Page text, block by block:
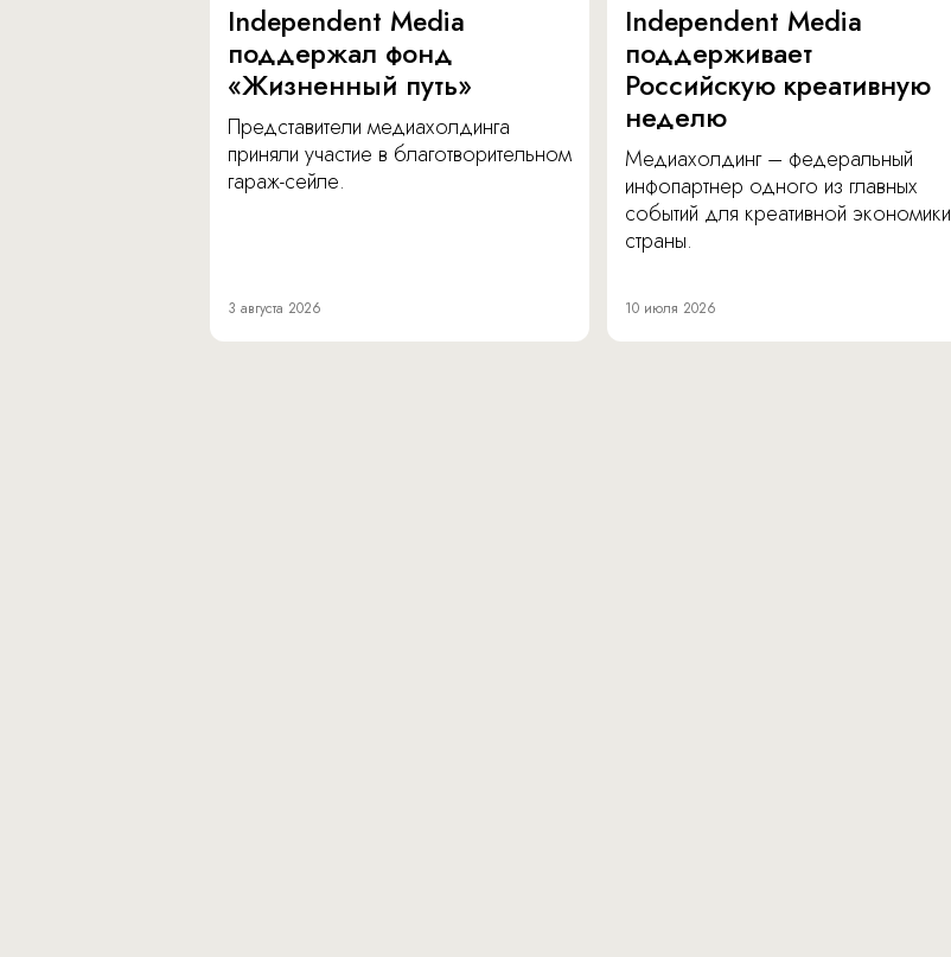
Independent Media
поддержал фонд
«Жизненный путь»
Представители медиахолдинга
приняли участие в благотворительном
гараж-сейле.
3 августа 2026
Independent Media
поддерживает
Российскую креативную
неделю
Медиахолдинг – федеральный
инфопартнер одного из главных
событий для креативной экономики
страны.
10 июля 2026